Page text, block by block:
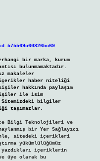
bir marka, kurum
bulunmamaktadır.
makaleler
içerikler haber niteliği
hakkında paylaşım
kişiler ile isim
Sitemizdeki bilgiler
taşımazlar.
Bilgi Teknolojileri ve
bir Yer Sağlayıcı
sitedeki içerikleri
yükümlülüğümüz
yazdıkları içeriklerin
üye olarak bu